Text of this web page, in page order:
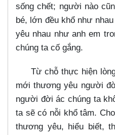
sống chết; người nào
bé, lớn đều khổ như
yêu nhau như anh em
chúng ta cố gắng.
Từ chỗ thực hiện
mới thương yêu người
người đời ác chúng ta
ta sẽ có nỗi khổ tâm.
thương yêu, hiểu biết,